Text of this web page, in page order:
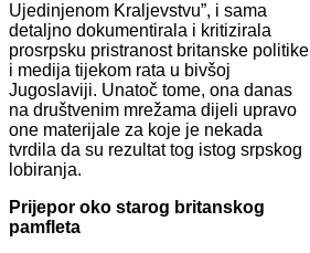
Ujedinjenom Kraljevstvu”, i sama
detaljno dokumentirala i kritizirala
prosrpsku pristranost britanske politike
i medija tijekom rata u bivšoj
Jugoslaviji. Unatoč tome, ona danas
na društvenim mrežama dijeli upravo
one materijale za koje je nekada
tvrdila da su rezultat tog istog srpskog
lobiranja.
Prijepor oko starog britanskog
pamfleta